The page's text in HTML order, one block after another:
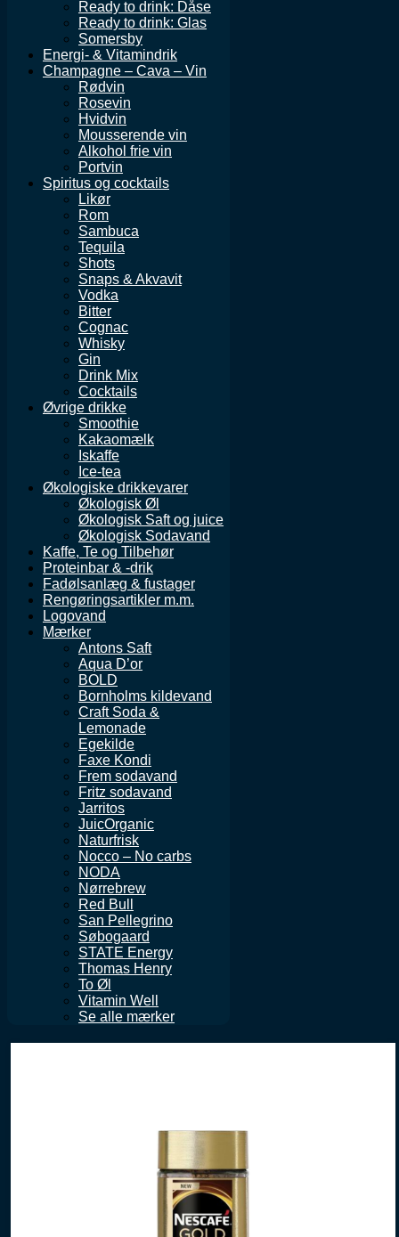
Ready to drink: Dåse
Ready to drink: Glas
Somersby
Energi- & Vitamindrik
Champagne – Cava – Vin
Rødvin
Rosevin
Hvidvin
Mousserende vin
Alkohol frie vin
Portvin
Spiritus og cocktails
Likør
Rom
Sambuca
Tequila
Shots
Snaps & Akvavit
Vodka
Bitter
Cognac
Whisky
Gin
Drink Mix
Cocktails
Øvrige drikke
Smoothie
Kakaomælk
Iskaffe
Ice-tea
Økologiske drikkevarer
Økologisk Øl
Økologisk Saft og juice
Økologisk Sodavand
Kaffe, Te og Tilbehør
Proteinbar & -drik
Fadølsanlæg & fustager
Rengøringsartikler m.m.
Logovand
Mærker
Antons Saft
Aqua D’or
BOLD
Bornholms kildevand
Craft Soda &
Lemonade
Egekilde
Faxe Kondi
Frem sodavand
Fritz sodavand
Jarritos
JuicOrganic
Naturfrisk
Nocco – No carbs
NODA
Nørrebrew
Red Bull
San Pellegrino
Søbogaard
STATE Energy
Thomas Henry
To Øl
Vitamin Well
Se alle mærker